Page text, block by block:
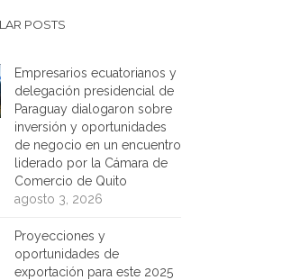
POSTS
Empresarios ecuatorianos y
delegación presidencial de
Paraguay dialogaron sobre
inversión y oportunidades
de negocio en un encuentro
liderado por la Cámara de
Comercio de Quito
agosto 3, 2026
Proyecciones y
oportunidades de
exportación para este 2025